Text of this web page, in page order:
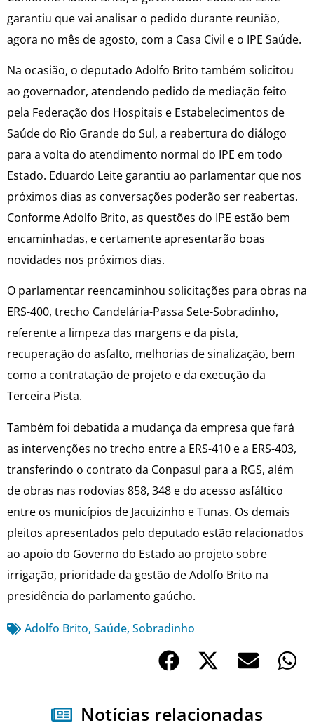
garantiu que vai analisar o pedido durante reunião,
agora no mês de agosto, com a Casa Civil e o IPE Saúde.
Na ocasião, o deputado Adolfo Brito também solicitou
ao governador, atendendo pedido de mediação feito
pela Federação dos Hospitais e Estabelecimentos de
Saúde do Rio Grande do Sul, a reabertura do diálogo
para a volta do atendimento normal do IPE em todo
Estado. Eduardo Leite garantiu ao parlamentar que nos
próximos dias as conversações poderão ser reabertas.
Conforme Adolfo Brito, as questões do IPE estão bem
encaminhadas, e certamente apresentarão boas
novidades nos próximos dias.
O parlamentar reencaminhou solicitações para obras na
ERS-400, trecho Candelária-Passa Sete-Sobradinho,
referente a limpeza das margens e da pista,
recuperação do asfalto, melhorias de sinalização, bem
como a contratação de projeto e da execução da
Terceira Pista.
Também foi debatida a mudança da empresa que fará
as intervenções no trecho entre a ERS-410 e a ERS-403,
transferindo o contrato da Conpasul para a RGS, além
de obras nas rodovias 858, 348 e do acesso asfáltico
entre os municípios de Jacuizinho e Tunas. Os demais
pleitos apresentados pelo deputado estão relacionados
ao apoio do Governo do Estado ao projeto sobre
irrigação, prioridade da gestão de Adolfo Brito na
presidência do parlamento gaúcho.
Adolfo Brito, Saúde, Sobradinho
Notícias relacionadas